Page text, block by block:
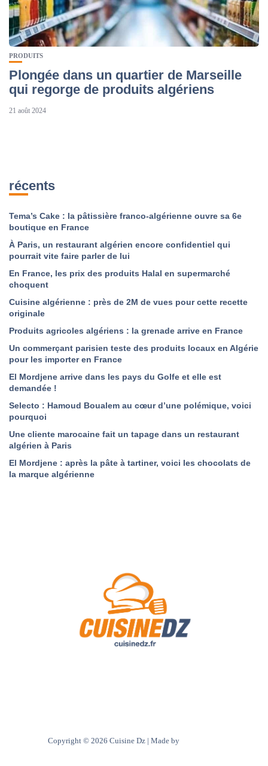
PRODUITS
Plongée dans un quartier de Marseille
qui regorge de produits algériens
21 août 2024
récents
Tema’s Cake : la pâtissière franco-algérienne ouvre sa 6e
boutique en France
À Paris, un restaurant algérien encore confidentiel qui
pourrait vite faire parler de lui
En France, les prix des produits Halal en supermarché
choquent
Cuisine algérienne : près de 2M de vues pour cette recette
originale
Produits agricoles algériens : la grenade arrive en France
Un commerçant parisien teste des produits locaux en Algérie
pour les importer en France
El Mordjene arrive dans les pays du Golfe et elle est
demandée !
Selecto : Hamoud Boualem au cœur d’une polémique, voici
pourquoi
Une cliente marocaine fait un tapage dans un restaurant
algérien à Paris
El Mordjene : après la pâte à tartiner, voici les chocolats de
la marque algérienne
Copyright © 2026 Cuisine Dz | Made by